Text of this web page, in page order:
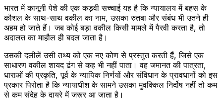
भारत में कानूनी पेशे की एक कड़वी सच्चाई यह है कि न्यायालय में बहस के
कौशल के साथ-साथ वकील का नाम, उसका रुतबा और संबंध भी उतने ही
अहम हो जाते हैं। जब कोई बड़ा वकील किसी मामले में पैरवी करता है, तो
अदालत का माहौल ही बदल जाता है।
उसकी दलीलें उसी तथ्य को एक नए कोण से प्रस्तुत करती हैं, जिसे एक
साधारण वकील शायद ढंग से कह भी नहीं पाता। वह जमानत की पात्रता,
धाराओं की प्रकृति, पूर्व के न्यायिक निर्णयों और संविधान के प्रावधानों को इस
प्रकार पिरोता है कि न्यायाधीश के सामने उसका मुवक्किल निर्दोष नहीं तो कम
से कम संदेह के दायरे में जरूर आ जाता है।